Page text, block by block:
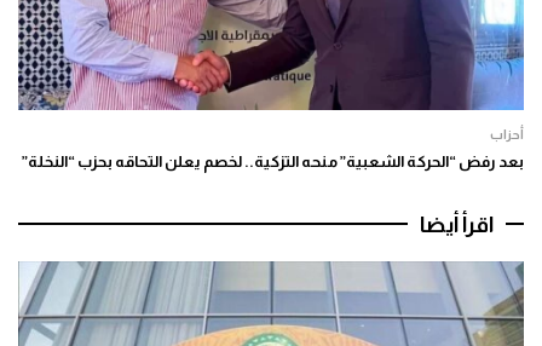
أحزاب
بعد رفض “الحركة الشعبية” منحه التزكية.. لخصم يعلن التحاقه بحزب “النخلة”
اقرأ أيضا